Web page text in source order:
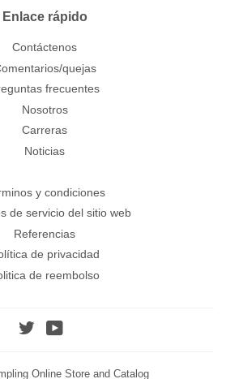
Enlace rápido
Contáctenos
quejas
frecuentes
Nosotros
Carreras
Noticias
y condiciones
de servicio del sitio web
Referencias
de privacidad
de reembolso
Twitter
Online Store and Catalog